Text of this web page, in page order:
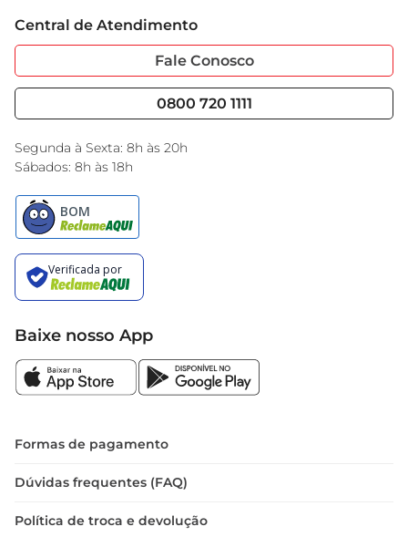
Sobre Privacidade
Portal do Fornecedo
Nossas Lojas
Garantia Estendida
Serviços
Black Friday
Encarte do Dia
Central de Atendimento
Fale Conosco
0800 720 1111
Segunda à Sexta: 8h às 20h
Sábados: 8h às 18h
Baixe nosso App
Formas de pagamento
Dúvidas frequentes (FAQ)
Política de troca e devolução